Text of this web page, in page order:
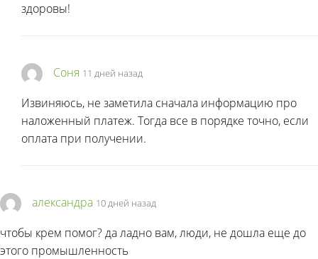
здоровы!
Соня 11 дней назад
Извиняюсь, не заметила сначала информацию про
наложенный платеж. Тогда все в порядке точно, если
оплата при получении.
александра 10 дней назад
чтобы крем помог? да ладно вам, люди, не дошла еще до
этого промышленность